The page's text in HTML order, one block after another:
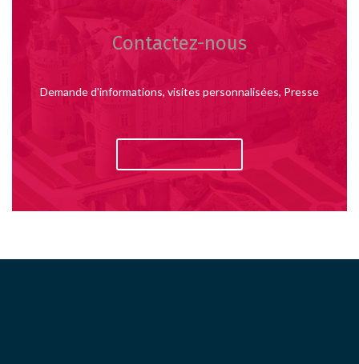
Contactez-nous
Demande d'informations, visites personnalisées, Presse
Contactez-nous